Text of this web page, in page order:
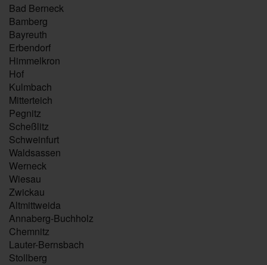
Bad Berneck
Bamberg
Bayreuth
Erbendorf
Himmelkron
Hof
Kulmbach
Mitterteich
Pegnitz
Scheßlitz
Schweinfurt
Waldsassen
Werneck
Wiesau
Zwickau
Altmittweida
Annaberg-Buchholz
Chemnitz
Lauter-Bernsbach
Stollberg